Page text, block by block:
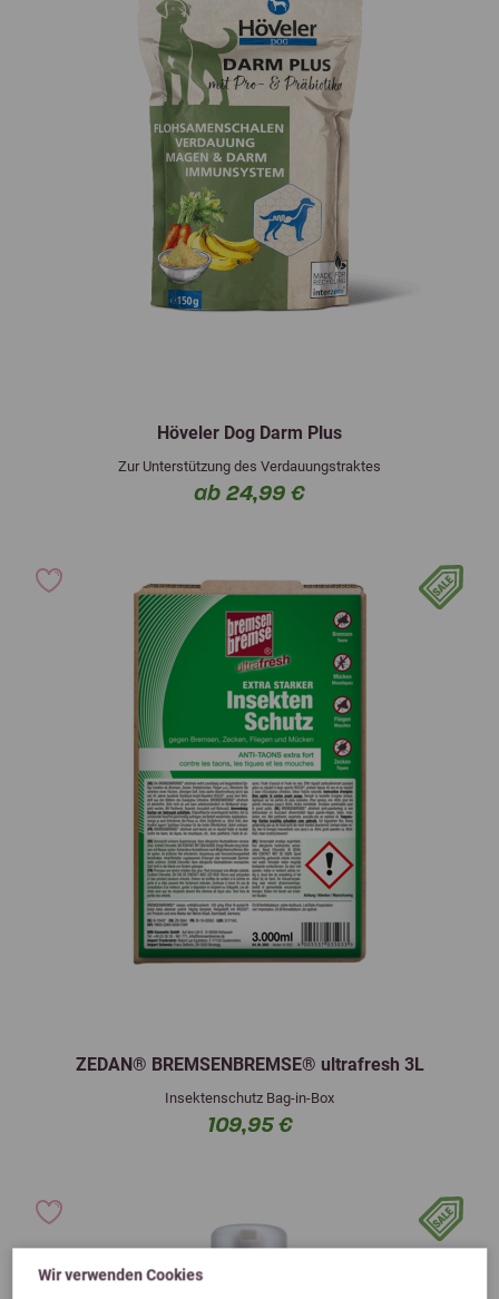
Wir verwenden Cookies
Höveler Dog Darm Plus
Zur Unterstützung des Verdauungstraktes
ab 24,99 €
ZEDAN® BREMSENBREMSE® ultrafresh 3L
Insektenschutz Bag-in-Box
109,95 €